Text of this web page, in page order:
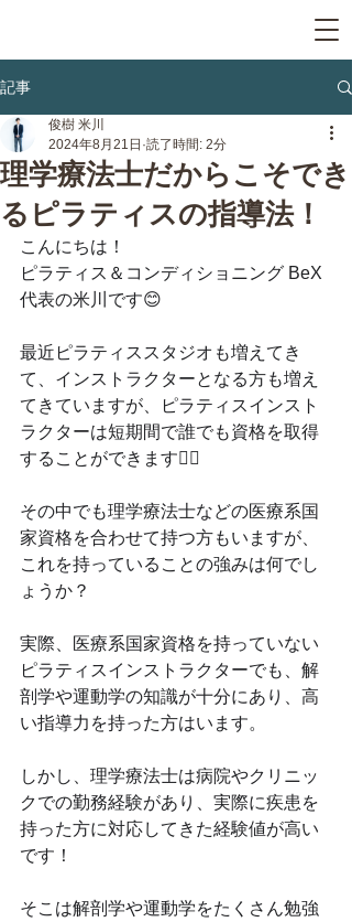
記事
理学療法士だからこそでき
るピラティスの指導法！
俊樹 米川
2024年8月21日 読了時間: 2分
こんにちは！
ピラティス＆コンディショニング BeX
代表の米川です😊
最近ピラティススタジオも増えてき
て、インストラクターとなる方も増え
てきていますが、ピラティスインスト
ラクターは短期間で誰でも資格を取得
することができます🙆‍♂️
その中でも理学療法士などの医療系国
家資格を合わせて持つ方もいますが、
これを持っていることの強みは何でし
ょうか？
実際、医療系国家資格を持っていない
ピラティスインストラクターでも、解
剖学や運動学の知識が十分にあり、高
い指導力を持った方はいます。
しかし、理学療法士は病院やクリニッ
クでの勤務経験があり、実際に疾患を
持った方に対応してきた経験値が高い
です！
そこは解剖学や運動学をたくさん勉強